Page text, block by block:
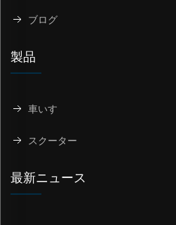
ブログ
製品
車いす
スクーター
最新ニュース